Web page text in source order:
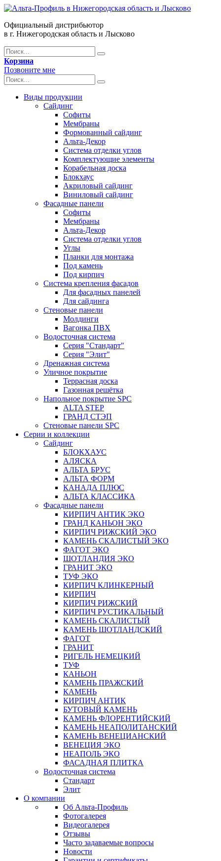
Официальный дистрибьютор
в г. Нижегородская область и Лысково
Корзина
Позвоните мне
Виды продукции
Сайдинг
Софиты
Мембраны
Формованный сайдинг
Альта-Декор
Система отделки углов
Комплектующие элементы
Корабельная доска
Блокхаус
Акриловый сайдинг
Виниловый сайдинг
Фасадные панели
Софиты
Мембраны
Альта-Декор
Система отделки углов
Углы
Планки для монтажа
Под камень
Под кирпич
Система крепления фасадов
Для фасадных панелей
Для сайдинга
Стеновые панели
Молдинги
Вагонка ПВХ
Водосточная система
Серия "Стандарт"
Серия "Элит"
Дренажная система
Уличное покрытие
Террасная доска
Газонная решётка
Напольное покрытие SPC
ALTA STEP
ГРАНД СТЭП
Стеновые панели SPC
Серии и коллекции
Сайдинг
БЛОКХАУС
АЛЯСКА
АЛЬТА БРУС
АЛЬТА ФОРМ
КАНАДА ПЛЮС
АЛЬТА КЛАССИКА
Фасадные панели
КИРПИЧ АНТИК ЭКО
ГРАНД КАНЬОН ЭКО
КИРПИЧ РИЖСКИЙ ЭКО
КАМЕНЬ СКАЛИСТЫЙ ЭКО
ФАГОТ ЭКО
ШОТЛАНДИЯ ЭКО
ГРАНИТ ЭКО
ТУФ ЭКО
КИРПИЧ КЛИНКЕРНЫЙ
КИРПИЧ
КИРПИЧ РИЖСКИЙ
КИРПИЧ РУСТИКАЛЬНЫЙ
КАМЕНЬ СКАЛИСТЫЙ
КАМЕНЬ ШОТЛАНДСКИЙ
ФАГОТ
ГРАНИТ
РИГЕЛЬ НЕМЕЦКИЙ
ТУФ
КАНЬОН
КАМЕНЬ ПРАЖСКИЙ
КАМЕНЬ
КИРПИЧ АНТИК
БУТОВЫЙ КАМЕНЬ
КАМЕНЬ ФЛОРЕНТИЙСКИЙ
КАМЕНЬ НЕАПОЛИТАНСКИЙ
КАМЕНЬ ВЕНЕЦИАНСКИЙ
ВЕНЕЦИЯ ЭКО
НЕАПОЛЬ ЭКО
ФАСАДНАЯ ПЛИТКА
Водосточная система
Стандарт
Элит
О компании
Об Альта-Профиль
Фотогалерея
Видеогалерея
Отзывы
Часто задаваемые вопросы
Новости